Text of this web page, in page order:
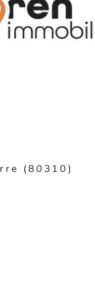
BIEN
(80310)